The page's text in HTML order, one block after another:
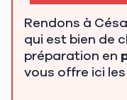
Rendons à
qui est bien de
préparation en
vous offre ici